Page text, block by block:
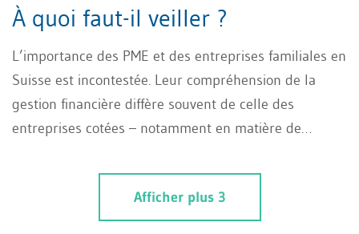
À quoi faut-il veiller ?
L’importance des PME et des entreprises familiales en
Suisse est incontestée. Leur compréhension de la
gestion financière diffère souvent de celle des
entreprises cotées – notamment en matière de
pas être négligé chez ces entreprises. Cet article
montre ce qui doit être pris en compte dans le
contrôle stratégique, opérationnel et financier et
Afficher plus 3